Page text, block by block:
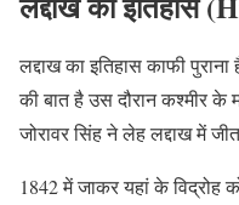
लद्दाख का इतिहास काफी
की बात है उस दौरान कश्मीर के
जोरावर सिंह ने लेह लद्दाख में
1842 में जाकर यहां के विद्रोह